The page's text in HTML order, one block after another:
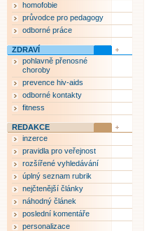
homofobie
průvodce pro pedagogy
odborné práce
ZDRAVÍ
pohlavně přenosné
choroby
prevence hiv-aids
odborné kontakty
fitness
REDAKCE
inzerce
pravidla pro veřejnost
rozšířené vyhledávání
úplný seznam rubrik
nejčtenější články
náhodný článek
poslední komentáře
personalizace